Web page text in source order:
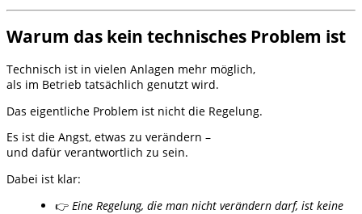
Warum das kein technisches Problem ist
Technisch ist in vielen Anlagen mehr möglich,
als im Betrieb tatsächlich genutzt wird.
Das eigentliche Problem ist nicht die Regelung.
Es ist die Angst, etwas zu verändern –
und dafür verantwortlich zu sein.
Dabei ist klar:
👉 Eine Regelung, die man nicht verändern darf, ist keine